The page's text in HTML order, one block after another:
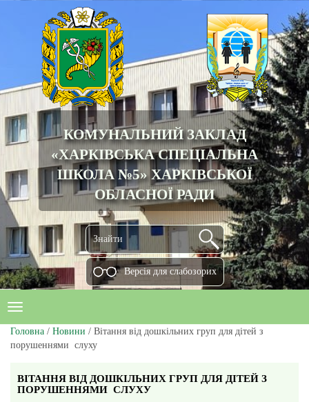
КОМУНАЛЬНИЙ ЗАКЛАД
«ХАРКІВСЬКА СПЕЦІАЛЬНА
ШКОЛА №5» ХАРКІВСЬКОЇ
ОБЛАСНОЇ РАДИ
Версiя для слабозорих
Головна / Новини / Вітання від дошкільних груп для дітей з
порушеннями слуху
ВІТАННЯ ВІД ДОШКІЛЬНИХ ГРУП ДЛЯ ДІТЕЙ З
ПОРУШЕННЯМИ СЛУХУ